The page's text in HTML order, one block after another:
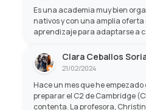
Es una academia muy bien
nativos y con una amplia oferta
aprendizaje para adaptarse a
Clara Ceballos
21/02/2024
Hace un mes que he
preparar el C2 de Cambridge
contenta. La profesora,